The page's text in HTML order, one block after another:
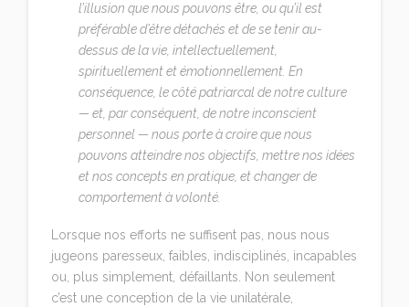
l’illusion que nous pouvons être, ou qu’il est
préférable d’être détachés et de se tenir au-
dessus de la vie, intellectuellement,
spirituellement et émotionnellement. En
conséquence, le côté patriarcal de notre culture
— et, par conséquent, de notre inconscient
personnel — nous porte à croire que nous
pouvons atteindre nos objectifs, mettre nos idées
et nos concepts en pratique, et changer de
comportement à volonté.
Lorsque nos efforts ne suffisent pas, nous nous
jugeons paresseux, faibles, indisciplinés, incapables
ou, plus simplement, défaillants. Non seulement
c’est une conception de la vie unilatérale,